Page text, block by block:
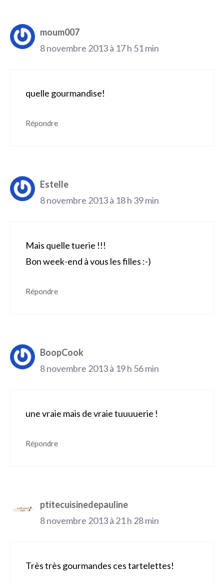
moum007
8 novembre 2013 à 17 h 51 min
quelle gourmandise!
Répondre
Estelle
8 novembre 2013 à 18 h 39 min
Mais quelle tuerie !!!
Bon week-end à vous les filles :-)
Répondre
BoopCook
8 novembre 2013 à 19 h 56 min
une vraie mais de vraie tuuuuerie !
Répondre
ptitecuisinedepauline
8 novembre 2013 à 21 h 28 min
Très très gourmandes ces tartelettes!